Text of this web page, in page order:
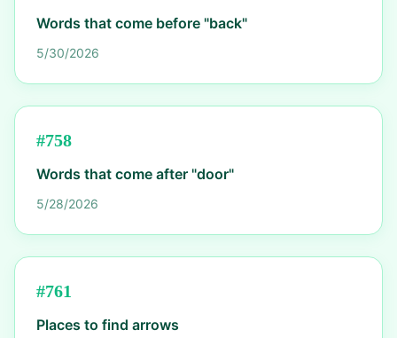
Words that come before "back"
5/30/2026
#758
Words that come after "door"
5/28/2026
#761
Places to find arrows